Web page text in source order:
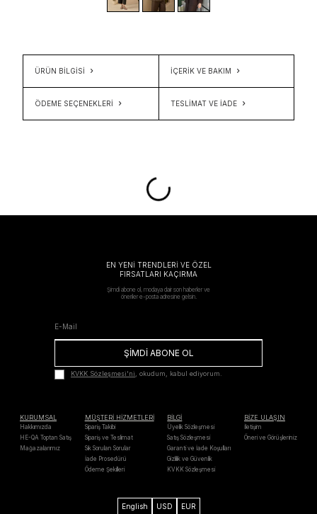
ÜRÜN BİLGİSİ İÇERIK VE BAKIM
ÖDEME SEÇENEKLERI TESLIMAT VE İADE
EN YENİ TRENDLERİ VE ÖZEL
FIRSATLARI KAÇIRMA
Şimdi abone ol, modaya dair son haberler ve
öneriler e-posta adresine gelsin.
ŞİMDİ ABONE OL
KVKK Sözleşmesi'ni, okudum, kabul ediyorum.
KURUMSAL
Hakkımızda
HE-QA Toptan Satış
Mağazalarımız
MÜŞTERİ HİZMETLERİ
Sipariş Takibi
Sipariş ve Teslimat
Sık Sorulan Sorular
İade Prosedürü
Ödeme Şekilleri
BİLGİ
Üyelik Sözleşmesi
Satış Sözleşmesi
Garanti ve İade Koşulları
Gizlilik ve Güvenlik
KVKK Sözleşmesi
BİZE ULAŞIN
İletişim
Öneri ve Görüşleriniz
English USD EUR